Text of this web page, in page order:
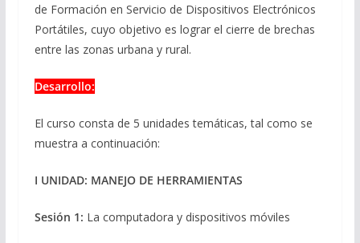
de Formación en Servicio de Dispositivos Electrónicos
Portátiles, cuyo objetivo es lograr el cierre de brechas
entre las zonas urbana y rural.
Desarrollo:
El curso consta de 5 unidades temáticas, tal como se
muestra a continuación:
I UNIDAD: MANEJO DE HERRAMIENTAS
Sesión 1: La computadora y dispositivos móviles